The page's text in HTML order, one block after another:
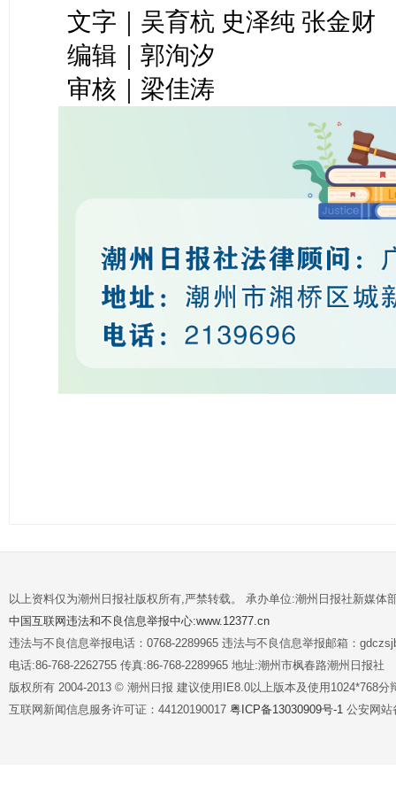
文字｜吴育杭 史泽纯 张金财
编辑｜郭洵汐
审核｜梁佳涛
以上资料仅为潮州日报社版权所有,严禁转载。 承办单位:潮州日报社新媒体
中国互联网违法和不良信息举报中心:www.12377.cn
违法与不良信息举报电话：0768-2289965 违法与不良信息举报邮箱：
电话:86-768-2262755 传真:86-768-2289965 地址:潮州市枫春路潮州日报社
版权所有 2004-2013 © 潮州日报 建议使用IE8.0以上版本及使用1024*768分
互联网新闻信息服务许可证：44120190017 粤ICP备13030909号-1 公安网站